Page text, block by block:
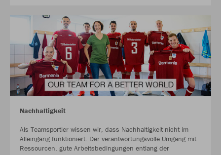
Nachhaltigkeit
Als Teamsportler wissen wir, dass Nachhaltigkeit nicht im
Alleingang funktioniert. Der verantwortungsvolle Umgang mit
Ressourcen, gute Arbeitsbedingungen entlang der